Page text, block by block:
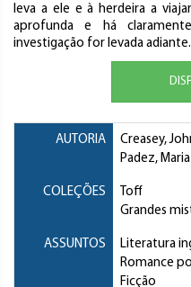
leva a ele e à herdeira a
aprofunda e há
investigação for levada adiante.
AUTORIA Creasey,
Padez,
COLEÇÕES
Toff
Grandes
ASSUNTOS
Literatura
Romance
Ficção